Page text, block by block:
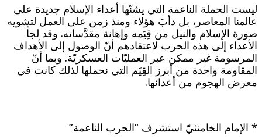
ليست الحملة الناعمة التي يشنّها أعداء الإسلام جديدة على
عالمنا المعاصر، بل دأبَ هؤلاء ومنذ زمن على العمل لتشويه
صورة الإسلام والنيل من قِيَمه وإهانة مقدَّساته. وقد لجأ
الأعداء إلى هذه الحرب لاعتقادهم أنّ الوصول إلى الأهداف
المرسومة غير ممكن عبر العمليّات العسكريّة. وبما أنّ
المقاومة واحدة من أبرز القِيَم التي نحملها لذلك كانت في
معرض الهجوم من أعدائها.
* الإمام الخامنئيّ استشرف “الحرب الناعمة”